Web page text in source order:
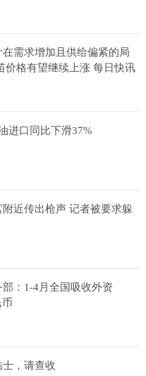
需求增加且供给偏紧的局
价格有望继续上涨 每日快讯
进口同比下滑37%
近传出枪声 记者被要求躲
：1-4月全国吸收外资
，请查收